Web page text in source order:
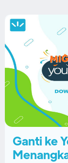
Ganti ke